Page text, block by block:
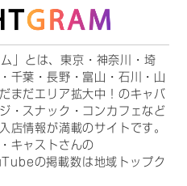
」とは、東京・神奈川・埼
千葉・長野・富山・石川・山
まだエリア拡大中！のキャバ
・スナック・コンカフェなど
店情報が満載のサイトです。
キャストさんの
の掲載数は地域トップク